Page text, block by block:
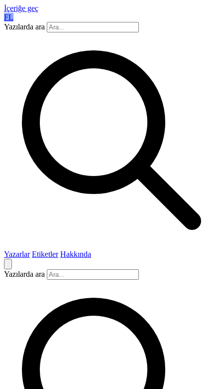
İçeriğe geç
FL
Yazılarda ara
Yazarlar Etiketler Hakkında
Yazılarda ara